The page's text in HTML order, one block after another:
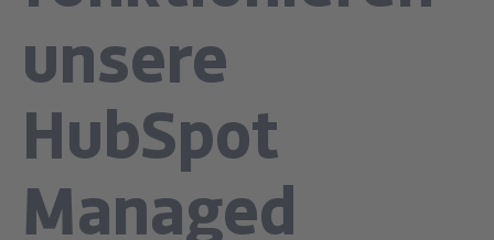
unsere
HubSpot
Managed